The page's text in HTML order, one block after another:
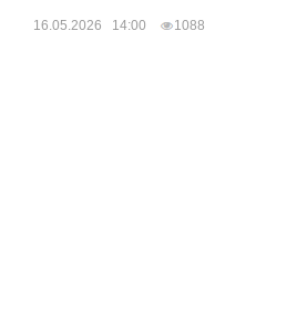
16.05.2026 14:00 1088